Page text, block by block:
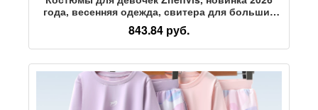
года, весенняя одежда, свитера для больших
мальчиков и девочек, детская спортивная
одежда, брюки, весенние Б
843.84 руб.